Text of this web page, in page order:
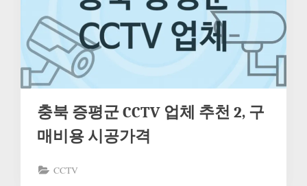
충북 증평군 CCTV 업체 추천 2, 구
매비용 시공가격
CCTV